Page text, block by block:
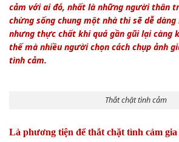
cảm với ai đó, nhất là những người thân
chừng sống chung một nhà thì sẽ dễ
nhưng thực chất khi quá gần gũi lại càng
thế mà nhiều người chọn cách chụp ảnh
tình cảm.
Thắt chặt tình cảm
Là phương tiện để thắt chặt tình cảm